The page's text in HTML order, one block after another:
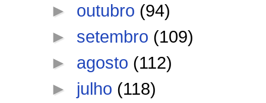
► outubro (94)
► setembro (109)
► agosto (112)
► julho (118)